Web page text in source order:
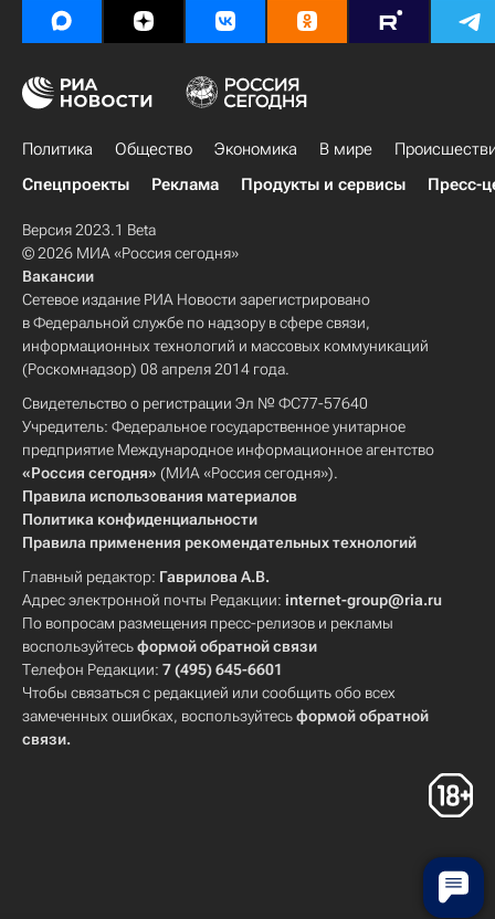
Политика Общество Экономика В мире
Спецпроекты
Реклама Продукты и сервисы Пресс-
Версия 2023.1 Beta
© 2026 МИА «Россия сегодня»
Вакансии
Сетевое издание РИА Новости зарегистрировано
в Федеральной службе по надзору в сфере связи,
информационных технологий и массовых коммуникаций
(Роскомнадзор) 08 апреля 2014 года.
Свидетельство о регистрации Эл № ФС77-57640
Учредитель: Федеральное государственное унитарное
предприятие Международное информационное агентство
«Россия сегодня» (МИА «Россия сегодня»).
Правила использования материалов
Политика конфиденциальности
Правила применения рекомендательных технологий
Главный редактор: Гаврилова А.В.
Адрес электронной почты Редакции: internet-group@ria.ru
По вопросам размещения пресс-релизов и рекламы
воспользуйтесьформой обратной связи
Телефон Редакции: 7 (495) 645-6601
Чтобы связаться с редакцией или сообщить обо всех
замеченных ошибках, воспользуйтесьформой обратной
связи.